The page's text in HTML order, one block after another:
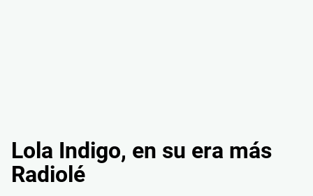
Lola Indigo, en su era más
Radiolé